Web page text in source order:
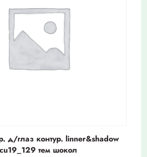
д/глаз контур. linner&shadow
cu19_129 тем шокол